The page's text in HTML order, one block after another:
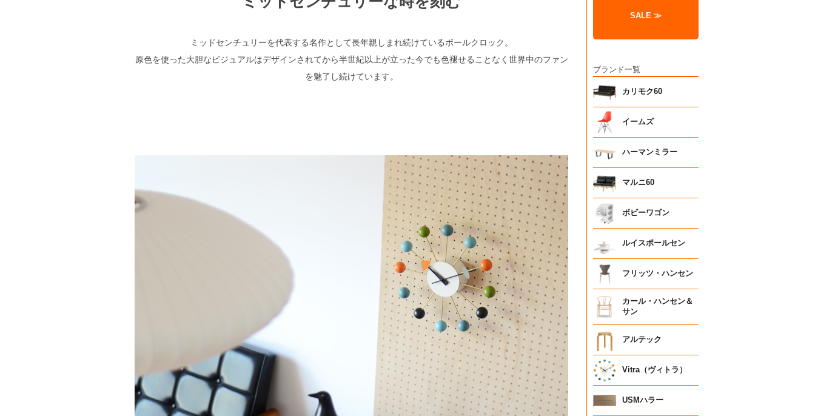
ミッドセンチュリーを代表する名作として長年親しまれ続けているボールクロック。
原色を使った大胆なビジュアルはデザインされてから半世紀以上が立った今でも色褪せることなく世界中のファン
を魅了し続けています。
SALE ≫
ブランド一覧
カリモク60
イームズ
ハーマンミラー
マルニ60
ボビーワゴン
ルイスポールセン
フリッツ・ハンセン
カール・ハンセン＆
サン
アルテック
Vitra（ヴィトラ）
USMハラー